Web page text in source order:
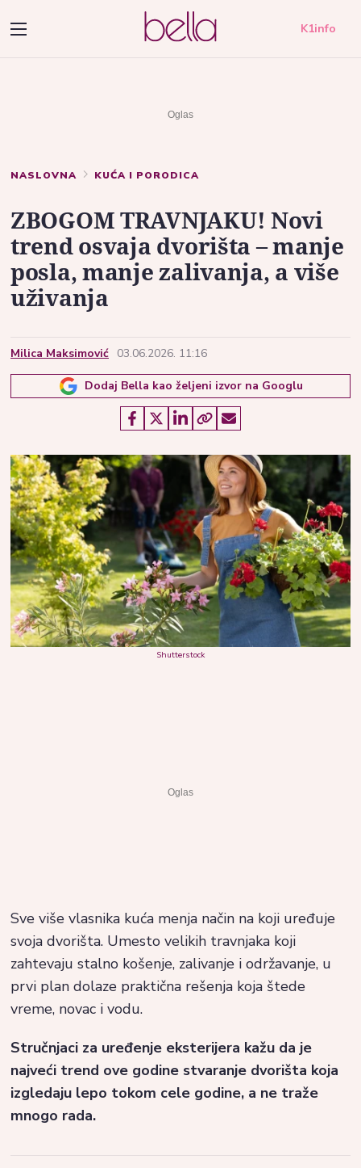
K1info
NASLOVNA KUĆA I PORODICA
ZBOGOM TRAVNJAKU! Novi
trend osvaja dvorišta – manje
posla, manje zalivanja, a više
uživanja
Milica Maksimović 03.06.2026. 11:16
Dodaj Bella kao željeni izvor na Googlu
Shutterstock
Sve više vlasnika kuća menja način na koji uređuje
svoja dvorišta. Umesto velikih travnjaka koji
zahtevaju stalno košenje, zalivanje i održavanje, u
prvi plan dolaze praktična rešenja koja štede
vreme, novac i vodu.
Stručnjaci za uređenje eksterijera kažu da je
najveći trend ove godine stvaranje dvorišta koja
izgledaju lepo tokom cele godine, a ne traže
mnogo rada.